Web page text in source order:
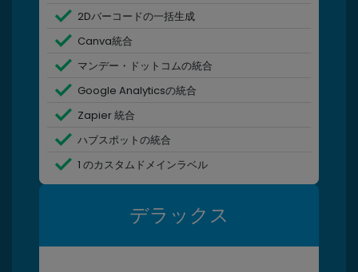
2Dバーコードの一括生成
Canva統合
マンデー・ドットコムの統合
Google Analyticsの統合
Zapier 統合
ハブスポットの統合
1 のカスタムドメインラベル
デラックス